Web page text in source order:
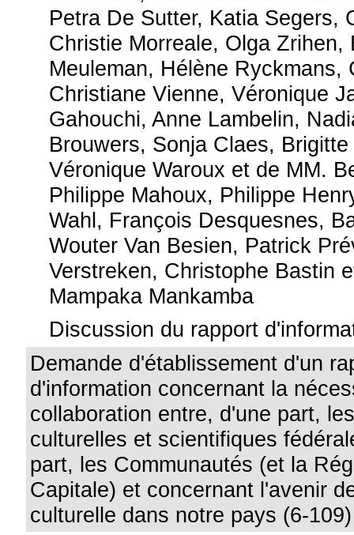
Petra De Sutter, Katia Segers,
Christie Morreale, Olga Zrihen,
Meuleman, Hélène Ryckmans,
Christiane Vienne, Véronique
Gahouchi, Anne Lambelin,
Brouwers, Sonja Claes,
Véronique Waroux et de MM.
Philippe Mahoux, Philippe
Wahl, François Desquesnes,
Wouter Van Besien, Patrick
Verstreken, Christophe Bastin
Mampaka Mankamba
Discussion du rapport
Demande d'établissement d'un
d'information concernant la
collaboration entre, d'une part,
culturelles et scientifiques
part, les Communautés (et la
Capitale) et concernant l'avenir
culturelle dans notre pays (6-109)